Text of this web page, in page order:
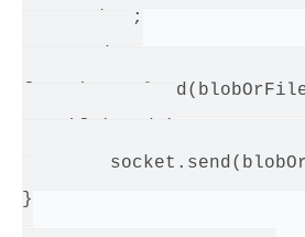
var socket;
function
}